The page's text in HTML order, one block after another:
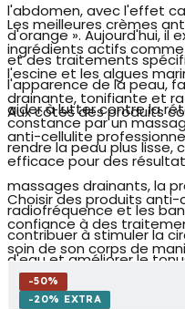
l'abdomen, avec l'effet
d'orange ». Aujourd'hui, il
et des traitements
l'apparence de la peau,
aider à lutter contre la
Les meilleures crèmes
ingrédients actifs
l'escine et les algues
drainante, tonifiante et
constance par un
rendre la peau plus
Aux côtés des produits
anti-cellulite
efficace pour des
massages drainants, la
radiofréquence et les
contribuer à stimuler la
d'eau et améliorer le
Choisir des produits anti-
confiance à des
soin de son corps de
non seulement
bien-être général.
-50%
-20% EXTRA